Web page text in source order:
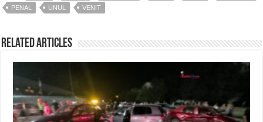
PENAL
UNUL VENIT
Related Articles